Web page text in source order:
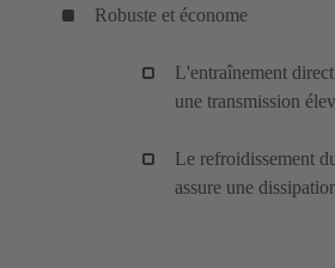
Robuste et économe
L'entraînement
une transmission
Le refroidissement
assure une